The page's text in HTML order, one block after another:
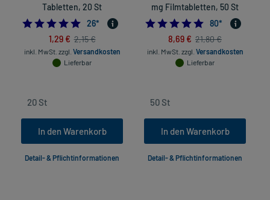
Tabletten, 20 St
4.961538461538462
26*
1,29 € 2,15 €
inkl. MwSt. zzgl. Versandkosten
Lieferbar
In den Warenkorb
Detail- & Pflichtinformationen
mg Filmtabletten, 50 St
4.925
80*
8,69 € 21,80 €
inkl. MwSt. zzgl. Versandkosten
Lieferbar
In den Warenkorb
Detail- & Pflichtinformationen